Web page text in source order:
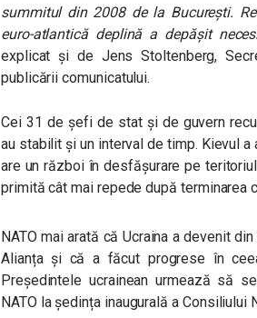
summitul din 2008 de la București.
euro-atlantică deplină a depășit
explicat și de Jens Stoltenberg,
publicării comunicatului.
Cei 31 de șefi de stat și de guvern
au stabilit și un interval de timp. Kievul
are un război în desfășurare pe
primită cât mai repede după terminarea
NATO mai arată că Ucraina a devenit
Alianța și că a făcut progrese în
Președintele ucrainean urmează să
NATO la ședința inaugurală a Consiliului